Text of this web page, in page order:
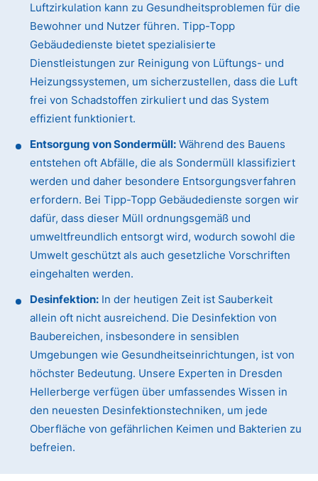
Luftzirkulation kann zu Gesundheitsproblemen für die
Bewohner und Nutzer führen. Tipp-Topp
Gebäudedienste bietet spezialisierte
Dienstleistungen zur Reinigung von Lüftungs- und
Heizungssystemen, um sicherzustellen, dass die Luft
frei von Schadstoffen zirkuliert und das System
effizient funktioniert.
Entsorgung von Sondermüll: Während des Bauens
entstehen oft Abfälle, die als Sondermüll klassifiziert
werden und daher besondere Entsorgungsverfahren
erfordern. Bei Tipp-Topp Gebäudedienste sorgen wir
dafür, dass dieser Müll ordnungsgemäß und
umweltfreundlich entsorgt wird, wodurch sowohl die
Umwelt geschützt als auch gesetzliche Vorschriften
eingehalten werden.
Desinfektion: In der heutigen Zeit ist Sauberkeit
allein oft nicht ausreichend. Die Desinfektion von
Baubereichen, insbesondere in sensiblen
Umgebungen wie Gesundheitseinrichtungen, ist von
höchster Bedeutung. Unsere Experten in Dresden
Hellerberge verfügen über umfassendes Wissen in
den neuesten Desinfektionstechniken, um jede
Oberfläche von gefährlichen Keimen und Bakterien zu
befreien.